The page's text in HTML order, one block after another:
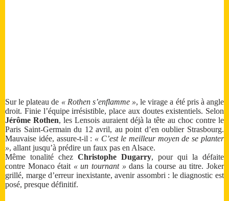
Sur le plateau de « Rothen s’enflamme », le virage a été pris à angle
droit. Finie l’équipe irrésistible, place aux doutes existentiels. Selon
Jérôme Rothen, les Lensois auraient déjà la tête au choc contre le
Paris Saint-Germain du 12 avril, au point d’en oublier Strasbourg.
Mauvaise idée, assure-t-il : « C’est le meilleur moyen de se planter
», allant jusqu’à prédire un faux pas en Alsace.
Même tonalité chez Christophe Dugarry, pour qui la défaite
contre Monaco était « un tournant » dans la course au titre. Joker
grillé, marge d’erreur inexistante, avenir assombri : le diagnostic est
posé, presque définitif.